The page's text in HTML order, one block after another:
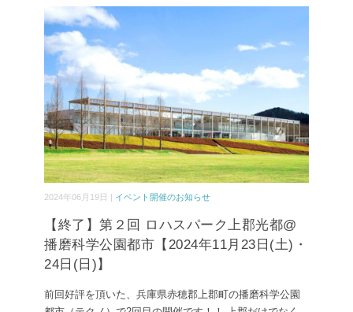
2024年06月19日 | イベント開催のお知らせ
【終了】第２回 ロハスパーク上郡光都@
播磨科学公園都市【2024年11月23日(土)・
24日(日)】
前回好評を頂いた、兵庫県赤穂郡上郡町の播磨科学公園